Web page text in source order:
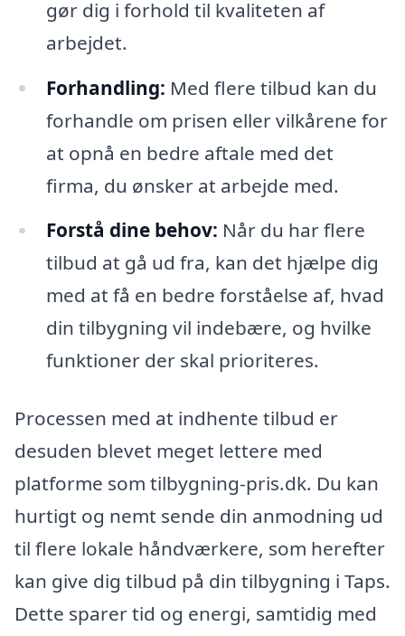
gør dig i forhold til kvaliteten af
arbejdet.
Forhandling: Med flere tilbud kan du
forhandle om prisen eller vilkårene for
at opnå en bedre aftale med det
firma, du ønsker at arbejde med.
Forstå dine behov: Når du har flere
tilbud at gå ud fra, kan det hjælpe dig
med at få en bedre forståelse af, hvad
din tilbygning vil indebære, og hvilke
funktioner der skal prioriteres.
Processen med at indhente tilbud er
desuden blevet meget lettere med
platforme som tilbygning-pris.dk. Du kan
hurtigt og nemt sende din anmodning ud
til flere lokale håndværkere, som herefter
kan give dig tilbud på din tilbygning i Taps.
Dette sparer tid og energi, samtidig med